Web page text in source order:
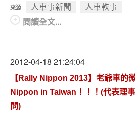
來源 人車事新聞
人車軼事
閱讀全文...
2012-04-18 21:24:04
【Rally Nippon 2013】老爺車的
Nippon in Taiwan！！！(代表理
問)